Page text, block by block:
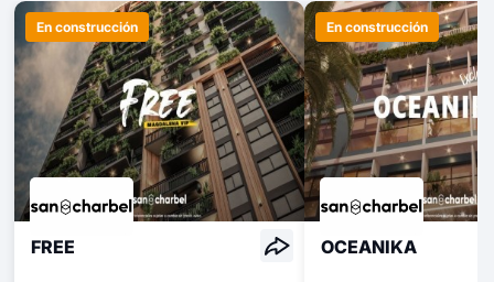
En construcción
FREE
En construcción
OCEANIKA